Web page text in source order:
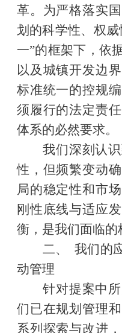
革。为严格落实
划的科学性、权
一”的框架下，依
以及城镇开发边
标准统一的控规
须履行的法定责
体系的必然要求。
我们深刻认
性，但频繁变动
局的稳定性和市
刚性底线与适应
衡，是我们面临的
二、 我们的
动管理
针对提案中
们已在规划管理
系列探索与改进